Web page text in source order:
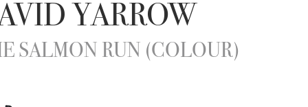
YARROW
SALMON RUN (COLOUR)